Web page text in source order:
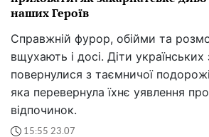
наших Героїв
Справжній фурор, обійми та
вщухають і досі. Діти українських
повернулися з таємничої
яка перевернула їхнє уявлення про
відпочинок.
15:55 23.07